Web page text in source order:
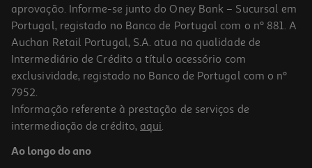
aprovação. Informe-se junto do Oney Bank – Sucursal em
Portugal, registado no Banco de Portugal com o nº 881. A
Auchan Retail Portugal, S.A. atua na qualidade de
Intermediário de Crédito a título acessório com
exclusividade, registado no Banco de Portugal com o nº
7952.
Informação referente à prestação de serviços de
intermediação de crédito, aqui.
Ao longo do ano